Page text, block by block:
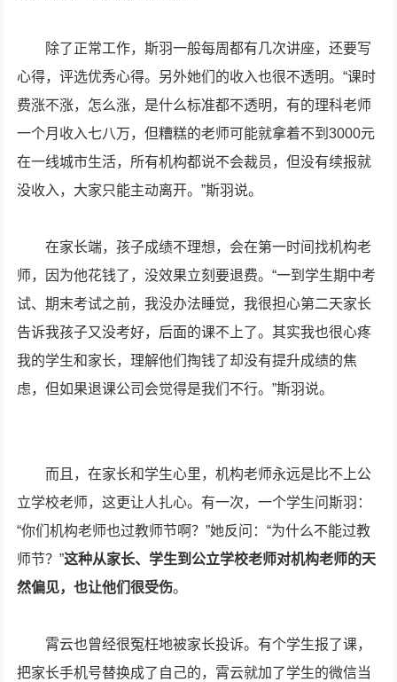
除了正常工作，斯羽一般每周都有几次讲座，还要写
心得，评选优秀心得。另外她们的收入也很不透明。“课时
费涨不涨，怎么涨，是什么标准都不透明，有的理科老师
一个月收入七八万，但糟糕的老师可能就拿着不到3000元
在一线城市生活，所有机构都说不会裁员，但没有续报就
没收入，大家只能主动离开。”斯羽说。
在家长端，孩子成绩不理想，会在第一时间找机构老
师，因为他花钱了，没效果立刻要退费。“一到学生期中考
试、期末考试之前，我没办法睡觉，我很担心第二天家长
告诉我孩子又没考好，后面的课不上了。其实我也很心疼
我的学生和家长，理解他们掏钱了却没有提升成绩的焦
虑，但如果退课公司会觉得是我们不行。”斯羽说。
而且，在家长和学生心里，机构老师永远是比不上公
立学校老师，这更让人扎心。有一次，一个学生问斯羽：
“你们机构老师也过教师节啊？”她反问：“为什么不能过教
师节？”这种从家长、学生到公立学校老师对机构老师的天
然偏见，也让他们很受伤。
霄云也曾经很冤枉地被家长投诉。有个学生报了课，
把家长手机号替换成了自己的，霄云就加了学生的微信当